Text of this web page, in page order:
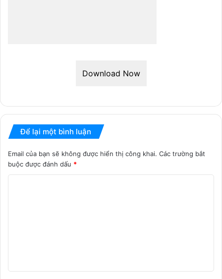
Download Now
Để lại một bình luận
Email của bạn sẽ không được hiển thị công khai. Các trường bắt
buộc được đánh dấu *
ậ